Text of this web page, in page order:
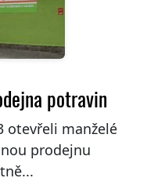
potravin
manželé
prodejnu